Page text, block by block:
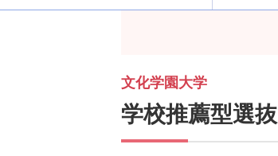
文化学園大学
学校推薦型選抜